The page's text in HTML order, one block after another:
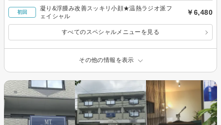
初回
凝り&浮腫み改善スッキリ小顔★温熱ラジオ派フ
ェイシャル
￥6,480
すべてのスペシャルメニューを見る
その他の情報を表示